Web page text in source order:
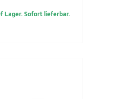
Lager. Sofort lieferbar.